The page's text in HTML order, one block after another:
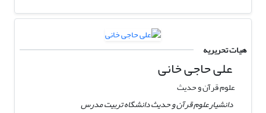
هیات تحریریه
علی حاجی خانی
علوم قرآن و حدیث
دانشیارعلوم قرآن و حدیث دانشگاه تربیت مدرس